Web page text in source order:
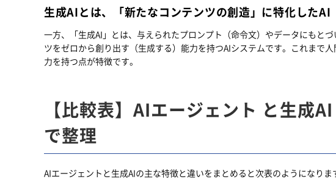
生成AIとは、「新たなコンテンツの創造」に特化したAI
一方、「生成AI」とは、与えられたプロンプト（命令文）やデータにもと
ツをゼロから創り出す（生成する）能力を持つAIシステムです。これまで
力を持つ点が特徴です。
【比較表】AIエージェント と生成
で整理
AIエージェントと生成AIの主な特徴と違いをまとめると次表のようになりま